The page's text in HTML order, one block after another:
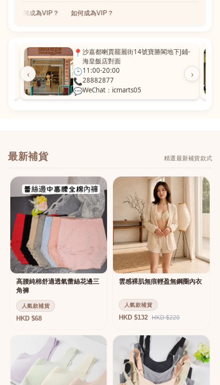
如何成為VIP？ 如何成為VIP？
‹ ›
📍 沙嘉都喇賈罷麗街14號寶勝閣地下J鋪-
海皇飯店對面
🕒11:00-20:00
📞28882877
💬WeChat：icmarts05
最新補貨 精選最新補貨款式
高腰純棉舒適透氣蕾絲花邊三
角褲
人氣款補貨
HKD $68
雲感裸肌無痕輕盈無鋼圈內衣
人氣款補貨
HKD $132 HKD $220